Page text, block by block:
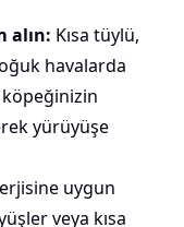
alın: Kısa tüylü,
havalarda
yürüyüşe
uygun
veya kısa